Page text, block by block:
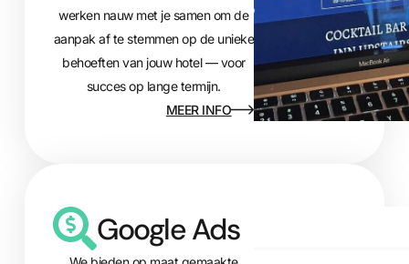
werken nauw met je samen om de
aanpak af te stemmen op de unieke
behoeften van jouw hotel — voor
succes op lange termijn.
MEER INFO
Google Ads